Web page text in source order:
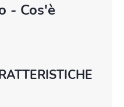
- Cos'è